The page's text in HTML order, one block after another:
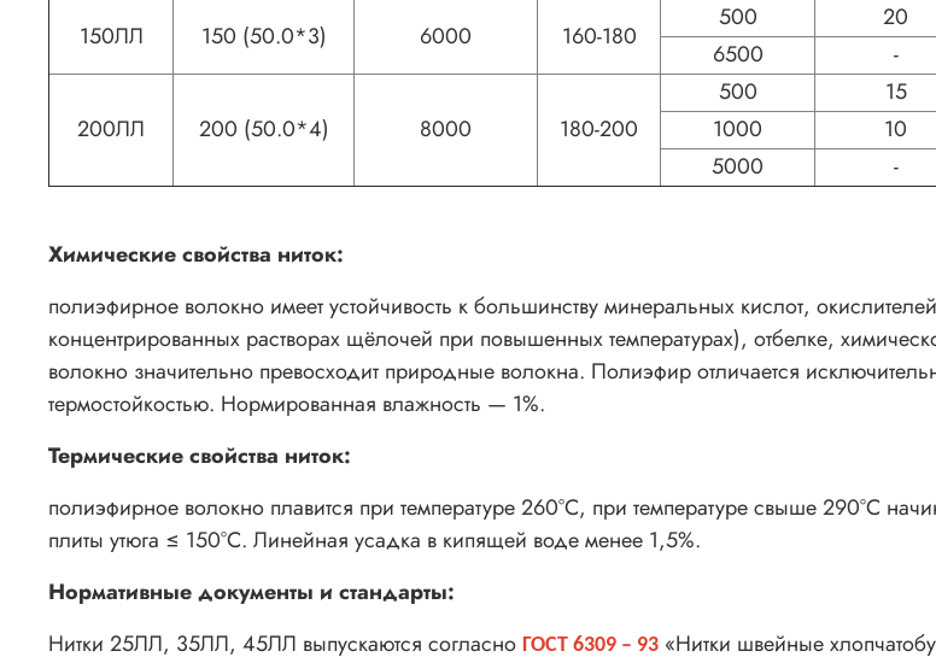
150ЛЛ
150 (50.0*3) 6000 160-180
500 20
6500
-
200ЛЛ 200 (50.0*4) 8000 180-200
500 15
1000
10
5000
-
Химические свойства ниток:
полиэфирное волокно имеет устойчивость к большинству минеральных кислот,
концентрированных растворах щёлочей при повышенных температурах), отбелке,
волокно значительно превосходит природные волокна. Полиэфир отличается
термостойкостью. Нормированная влажность — 1%.
Термические свойства ниток:
полиэфирное волокно плавится при температуре 260°С, при температуре свыше 290°С
плиты утюга ≤ 150°С. Линейная усадка в кипящей воде менее 1,5%.
Нормативные документы и стандарты:
Нитки 25ЛЛ, 35ЛЛ, 45ЛЛ выпускаются согласно ГОСТ 6309 – 93 «Нитки швейные